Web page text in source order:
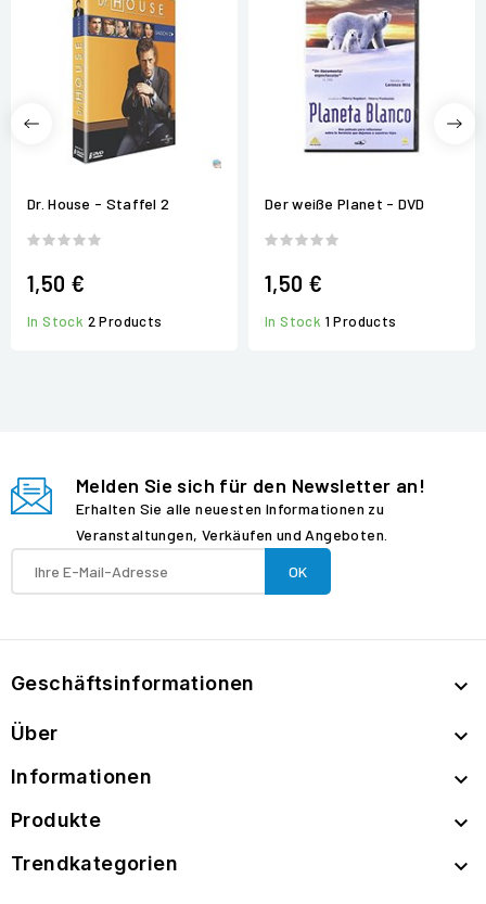
Dr. House - Staffel 2
1,50 €
In Stock 2 Products
Der weiße Planet - DVD
1,50 €
In Stock 1 Products
Melden Sie sich für den Newsletter an!
Erhalten Sie alle neuesten Informationen zu
Veranstaltungen, Verkäufen und Angeboten.
Geschäftsinformationen 
Über 
Informationen 
Produkte 
Trendkategorien 